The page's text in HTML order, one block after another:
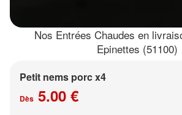
Nos Entrées Chaudes en
Epinettes (51100)
Petit nems porc x4
Dès 5.00 €